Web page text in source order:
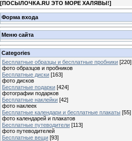
[ПОСЫЛОЧКА.RU ЭТО МОРЕ ХАЛЯВЫ!]
Форма входа
Меню сайта
Categories
Бесплатные образцы и бесплатные пробники [220]
фото образцов и пробников
Бесплатные диски [163]
фото дисков
Бесплатные подарки [424]
фотографии подарков
Бесплатные наклейки [42]
фото наклеек
Бесплатные календари и бесплатные плакаты [55]
фото календарей и плакатов
Бесплатные путеводители [113]
фото путеводителей
Бесплатные вещи [93]